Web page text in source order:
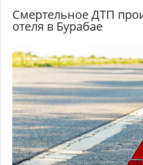
Смертельное ДТП
отеля в Бурабае